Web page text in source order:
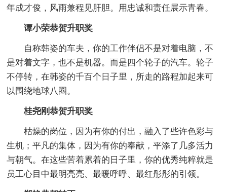
年成才俊，风雨兼程见肝胆。用忠诚和责任展示青春。
谭小荣恭贺升职奖
自称韩姿的车夫，你的工作伴侣不是对着电脑，不
是对着文字，也不是机器。而是四个轮子的汽车。轮子
不停转，在韩姿的千百个日子里，所走的路程加起来可
以围绕地球八圈。
桂尧刚恭贺升职奖
枯燥的岗位，因为有你的付出，融入了些许色彩与
生机；平凡的集体，因为有你的奉献，平添了几多活力
与朝气。在这些苦着累着的日子里，你的优秀纯粹就是
员工心目中最明亮亮、最暖呼呼、最红彤彤的引领。